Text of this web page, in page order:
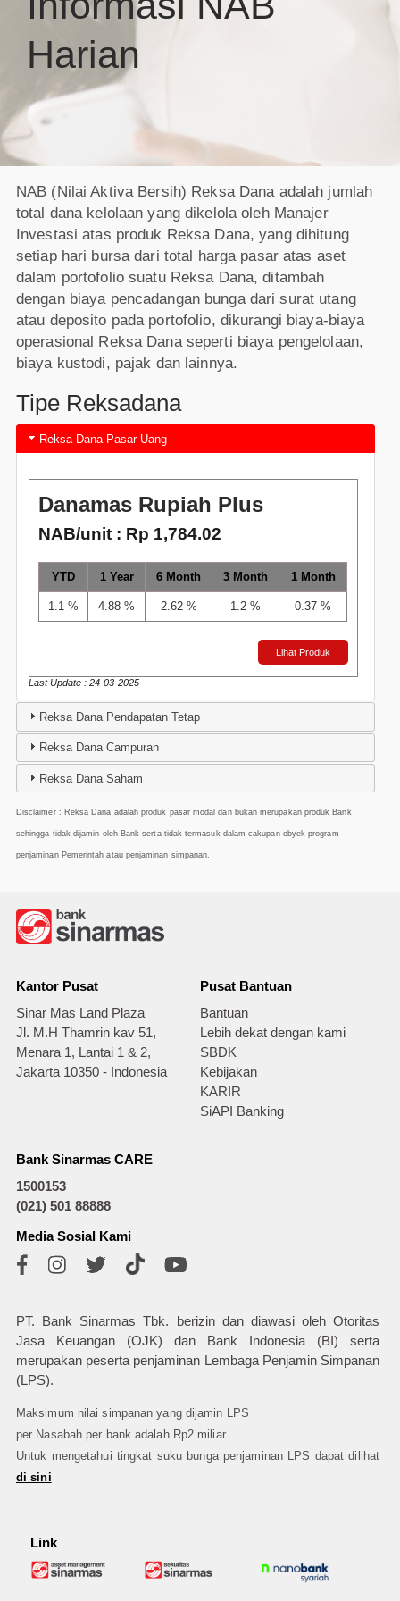
Harian
NAB (Nilai Aktiva Bersih) Reksa Dana adalah jumlah
total dana kelolaan yang dikelola oleh Manajer
Investasi atas produk Reksa Dana, yang dihitung
setiap hari bursa dari total harga pasar atas aset
dalam portofolio suatu Reksa Dana, ditambah
dengan biaya pencadangan bunga dari surat utang
atau deposito pada portofolio, dikurangi biaya-biaya
operasional Reksa Dana seperti biaya pengelolaan,
biaya kustodi, pajak dan lainnya.
Tipe Reksadana
Reksa Dana Pasar Uang
Danamas Rupiah Plus
NAB/unit : Rp 1,784.02
YTD 1 Year 6 Month 3 Month 1 Month
1.1 % 4.88 % 2.62 % 1.2 % 0.37 %
Lihat Produk
Last Update : 24-03-2025
Reksa Dana Pendapatan Tetap
Reksa Dana Campuran
Reksa Dana Saham
Disclaimer : Reksa Dana adalah produk pasar modal dan bukan merupakan produk Bank
sehingga tidak dijamin oleh Bank serta tidak termasuk dalam cakupan obyek program
penjaminan Pemerintah atau penjaminan simpanan.
Kantor Pusat
Sinar Mas Land Plaza
Jl. M.H Thamrin kav 51,
Menara 1, Lantai 1 & 2,
Jakarta 10350 - Indonesia
Pusat Bantuan
Bantuan
Lebih dekat dengan kami
SBDK
Kebijakan
KARIR
SiAPI Banking
Bank Sinarmas CARE
1500153
(021) 501 88888
Media Sosial Kami
PT. Bank Sinarmas Tbk. berizin dan diawasi oleh Otoritas
Jasa Keuangan (OJK) dan Bank Indonesia (BI) serta
merupakan peserta penjaminan Lembaga Penjamin Simpanan
(LPS).
Maksimum nilai simpanan yang dijamin LPS
per Nasabah per bank adalah Rp2 miliar.
Untuk mengetahui tingkat suku bunga penjaminan LPS dapat dilihat
di sini
Link